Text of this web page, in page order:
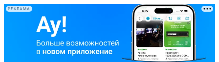
РЕКЛАМА